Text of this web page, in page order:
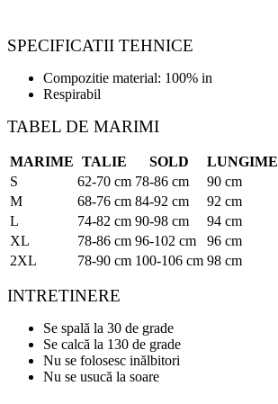
SPECIFICATII TEHNICE
Compozitie material: 100% in
Respirabil
TABEL DE MARIMI
MARIME TALIE SOLD LUNGIME
S
62-70 cm 78-86 cm 90 cm
M
68-76 cm 84-92 cm 92 cm
L
74-82 cm 90-98 cm 94 cm
XL
78-86 cm 96-102 cm 96 cm
2XL
78-90 cm 100-106 cm 98 cm
INTRETINERE
Se spală la 30 de grade
Se calcă la 130 de grade
Nu se folosesc inălbitori
Nu se usucă la soare